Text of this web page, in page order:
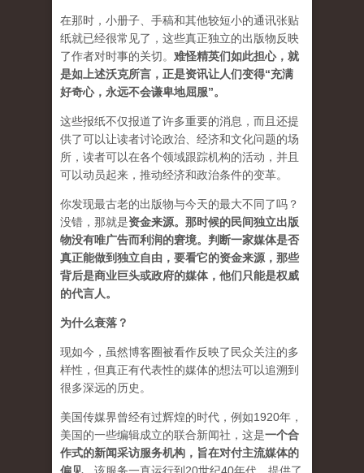
在那时，小册子、手稿和其他较短小的通讯张贴
纸就已经很常见了，这些真正独立的出版物反映
了作者对时事的关切。 难怪精英们如此担心，就
是如上述沃克所言，正是资讯让人们变得“充满
好奇心，永远不会谦卑地屈服”。
这些报纸不仅报道了许多重要的消息，而且还提
供了可以让读者讨论政治、经济和文化问题的场
所，读者可以在各个领域跟踪机构的活动，并且
可以动员起来，推动经济和政治条件的变革。
你发现最古老的出版物与今天的最大不同了吗？
没错，那就是资金来源。 那时候的民间独立出版
物没有唯广告而利润的窘境。判断一家媒体是否
真正能做到独立自由，要看它的资金来源，那些
背后是商业巨头或政府的媒体，他们只能是权威
的代言人。
为什么衰落？
现如今，虽然博客圈被看作反映了民众关注的多
样性，但真正有代表性的媒体的想法可以追溯到
很多深远的历史。
美国传媒界曾经有过辉煌的时代，例如1920年，
美国的一些编辑成立的联合新闻社，这是一个合
作式的新闻采访服务机构，旨在对付主流媒体的